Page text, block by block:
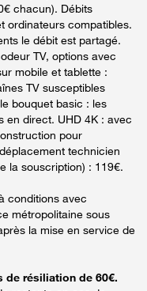
chacun). Débits
ordinateurs compatibles.
le débit est partagé.
TV, options avec
mobile et tablette :
TV susceptibles
bouquet basic : les
en direct. UHD 4K : avec
pour
technicien
la souscription) : 119€.
conditions avec
métropolitaine sous
la mise en service de
de résiliation de 60€.